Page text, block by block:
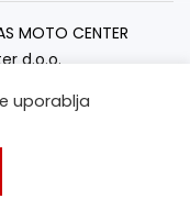
MOTO CENTER
d.o.o.
uporablja